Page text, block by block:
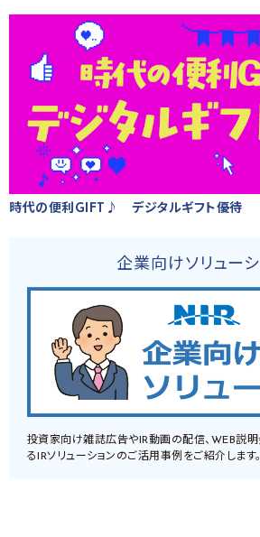
時代の便利GIFT♪ デジタルギフト優待
企業向けソリューシ
投資家向け雑誌広告やIR動画の配信、WEB説明
るIRソリューションのご活用事例をご紹介します。